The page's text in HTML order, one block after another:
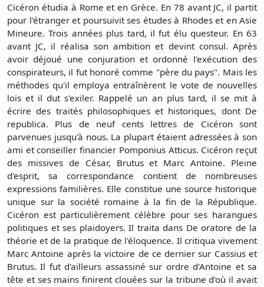
Cicéron étudia à Rome et en Grèce. En 78 avant JC, il partit
pour l'étranger et poursuivit ses études à Rhodes et en Asie
Mineure. Trois années plus tard, il fut élu questeur. En 63
avant JC, il réalisa son ambition et devint consul. Après
avoir déjoué une conjuration et ordonné l'exécution des
conspirateurs, il fut honoré comme "père du pays". Mais les
méthodes qu'il employa entraînèrent le vote de nouvelles
lois et il dut s'exiler. Rappelé un an plus tard, il se mit à
écrire des traités philosophiques et historiques, dont De
republica. Plus de neuf cents lettres de Cicéron sont
parvenues jusqu'à nous. La plupart étaient adressées à son
ami et conseiller financier Pomponius Atticus. Cicéron reçut
des missives de César, Brutus et Marc Antoine. Pleine
d'esprit, sa correspondance contient de nombreuses
expressions familières. Elle constitue une source historique
unique sur la société romaine à la fin de la République.
Cicéron est particulièrement célèbre pour ses harangues
politiques et ses plaidoyers. Il traita dans De oratore de la
théorie et de la pratique de l'éloquence. Il critiqua vivement
Marc Antoine après la victoire de ce dernier sur Cassius et
Brutus. Il fut d'ailleurs assassiné sur ordre d'Antoine et sa
tête et ses mains finirent clouées sur la tribune d'où il avait